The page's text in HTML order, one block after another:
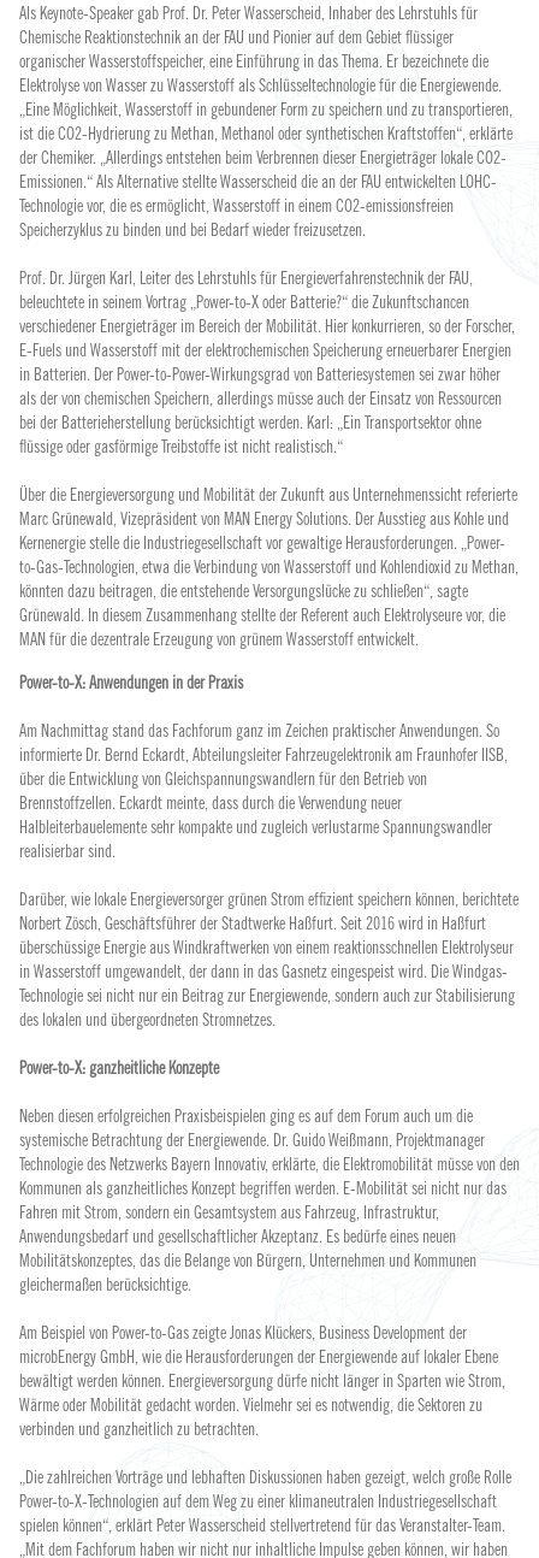
Als Keynote-Speaker gab Prof. Dr. Peter Wasserscheid, Inhaber des Lehrstuhls für
Chemische Reaktionstechnik an der FAU und Pionier auf dem Gebiet flüssiger
organischer Wasserstoffspeicher, eine Einführung in das Thema. Er bezeichnete die
Elektrolyse von Wasser zu Wasserstoff als Schlüsseltechnologie für die Energiewende.
„Eine Möglichkeit, Wasserstoff in gebundener Form zu speichern und zu transportieren,
ist die CO2-Hydrierung zu Methan, Methanol oder synthetischen Kraftstoffen“, erklärte
der Chemiker. „Allerdings entstehen beim Verbrennen dieser Energieträger lokale CO2-
Emissionen.“ Als Alternative stellte Wasserscheid die an der FAU entwickelten LOHC-
Technologie vor, die es ermöglicht, Wasserstoff in einem CO2-emissionsfreien
Speicherzyklus zu binden und bei Bedarf wieder freizusetzen.
Prof. Dr. Jürgen Karl, Leiter des Lehrstuhls für Energieverfahrenstechnik der FAU,
beleuchtete in seinem Vortrag „Power-to-X oder Batterie?“ die Zukunftschancen
verschiedener Energieträger im Bereich der Mobilität. Hier konkurrieren, so der Forscher,
E-Fuels und Wasserstoff mit der elektrochemischen Speicherung erneuerbarer Energien
in Batterien. Der Power-to-Power-Wirkungsgrad von Batteriesystemen sei zwar höher
als der von chemischen Speichern, allerdings müsse auch der Einsatz von Ressourcen
bei der Batterieherstellung berücksichtigt werden. Karl: „Ein Transportsektor ohne
flüssige oder gasförmige Treibstoffe ist nicht realistisch.“
Über die Energieversorgung und Mobilität der Zukunft aus Unternehmenssicht referierte
Marc Grünewald, Vizepräsident von MAN Energy Solutions. Der Ausstieg aus Kohle und
Kernenergie stelle die Industriegesellschaft vor gewaltige Herausforderungen. „Power-
to-Gas-Technologien, etwa die Verbindung von Wasserstoff und Kohlendioxid zu Methan,
könnten dazu beitragen, die entstehende Versorgungslücke zu schließen“, sagte
Grünewald. In diesem Zusammenhang stellte der Referent auch Elektrolyseure vor, die
MAN für die dezentrale Erzeugung von grünem Wasserstoff entwickelt.
Power-to-X: Anwendungen in der Praxis
Am Nachmittag stand das Fachforum ganz im Zeichen praktischer Anwendungen. So
informierte Dr. Bernd Eckardt, Abteilungsleiter Fahrzeugelektronik am Fraunhofer IISB,
über die Entwicklung von Gleichspannungswandlern für den Betrieb von
Brennstoffzellen. Eckardt meinte, dass durch die Verwendung neuer
Halbleiterbauelemente sehr kompakte und zugleich verlustarme Spannungswandler
realisierbar sind.
Darüber, wie lokale Energieversorger grünen Strom effizient speichern können, berichtete
Norbert Zösch, Geschäftsführer der Stadtwerke Haßfurt. Seit 2016 wird in Haßfurt
überschüssige Energie aus Windkraftwerken von einem reaktionsschnellen Elektrolyseur
in Wasserstoff umgewandelt, der dann in das Gasnetz eingespeist wird. Die Windgas-
Technologie sei nicht nur ein Beitrag zur Energiewende, sondern auch zur Stabilisierung
des lokalen und übergeordneten Stromnetzes.
Power-to-X: ganzheitliche Konzepte
Neben diesen erfolgreichen Praxisbeispielen ging es auf dem Forum auch um die
systemische Betrachtung der Energiewende. Dr. Guido Weißmann, Projektmanager
Technologie des Netzwerks Bayern Innovativ, erklärte, die Elektromobilität müsse von den
Kommunen als ganzheitliches Konzept begriffen werden. E-Mobilität sei nicht nur das
Fahren mit Strom, sondern ein Gesamtsystem aus Fahrzeug, Infrastruktur,
Anwendungsbedarf und gesellschaftlicher Akzeptanz. Es bedürfe eines neuen
Mobilitätskonzeptes, das die Belange von Bürgern, Unternehmen und Kommunen
gleichermaßen berücksichtige.
Am Beispiel von Power-to-Gas zeigte Jonas Klückers, Business Development der
microbEnergy GmbH, wie die Herausforderungen der Energiewende auf lokaler Ebene
bewältigt werden können. Energieversorgung dürfe nicht länger in Sparten wie Strom,
Wärme oder Mobilität gedacht worden. Vielmehr sei es notwendig, die Sektoren zu
verbinden und ganzheitlich zu betrachten.
„Die zahlreichen Vorträge und lebhaften Diskussionen haben gezeigt, welch große Rolle
Power-to-X-Technologien auf dem Weg zu einer klimaneutralen Industriegesellschaft
spielen können“, erklärt Peter Wasserscheid stellvertretend für das Veranstalter-Team.
„Mit dem Fachforum haben wir nicht nur inhaltliche Impulse geben können, wir haben